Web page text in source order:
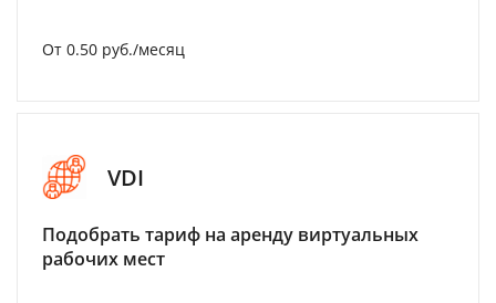
От 0.50 руб./месяц
VDI
Подобрать тариф на аренду виртуальных
рабочих мест